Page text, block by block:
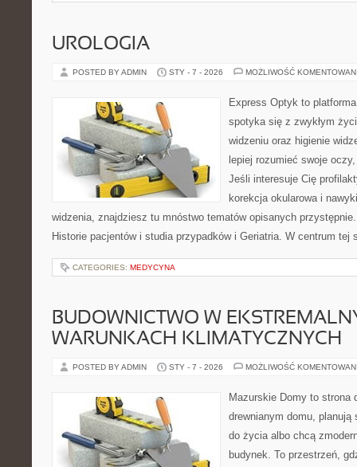
UROLOGIA
POSTED BY ADMIN STY - 7 - 2026 MOŻLIWOŚĆ
Express Optyk to
spotyka się z zwykłym
widzeniu oraz higienie
lepiej rozumieć swoje
Jeśli interesuje Cię
korekcja okularowa i
widzenia, znajdziesz tu mnóstwo tematów opisanych
Historie pacjentów i studia przypadków i Geriatria. W centrum
CATEGORIES: MEDYCYNA
BUDOWNICTWO W
WARUNKACH KLIMATYCZNYCH
POSTED BY ADMIN STY - 7 - 2026 MOŻLIWOŚĆ
Mazurskie Domy to strona
drewnianym domu, planują
do życia albo chcą
budynek. To przestrzeń,